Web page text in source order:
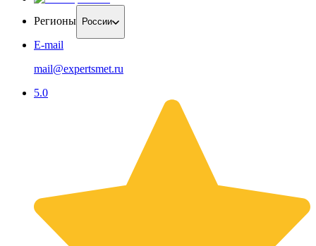
Регионы России
E-mail
mail@expertsmet.ru
5.0